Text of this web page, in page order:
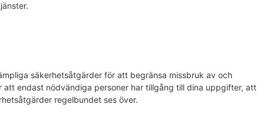
säkerhetsåtgärder för att begränsa missbruk av och
endast nödvändiga personer har tillgång till dina uppgifter, att
regelbundet ses över.